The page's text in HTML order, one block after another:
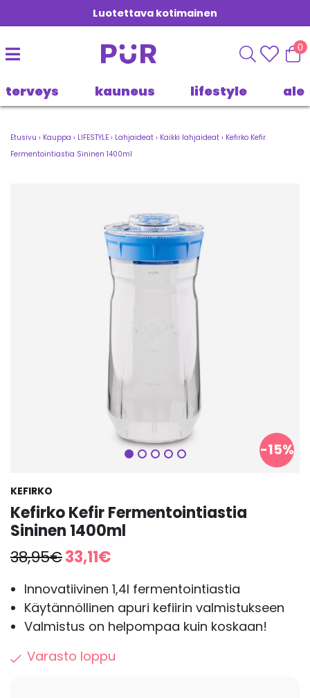
Luotettava kotimainen
0
terveys kauneus lifestyle ale
Etusivu › Kauppa › LIFESTYLE › Lahjaideat › Kaikki lahjaideat › Kefirko Kefir
Fermentointiastia Sininen 1400ml
-15%
Seuraava
KEFIRKO
Kefirko Kefir Fermentointiastia
Sininen 1400ml
38,95€ Alkuperäinen
hinta
oli:
38,95€.
33,11€
on:
33,11€.
Innovatiivinen 1,4l fermentointiastia
Käytännöllinen apuri kefiirin valmistukseen
Valmistus on helpompaa kuin koskaan!
Varasto loppu